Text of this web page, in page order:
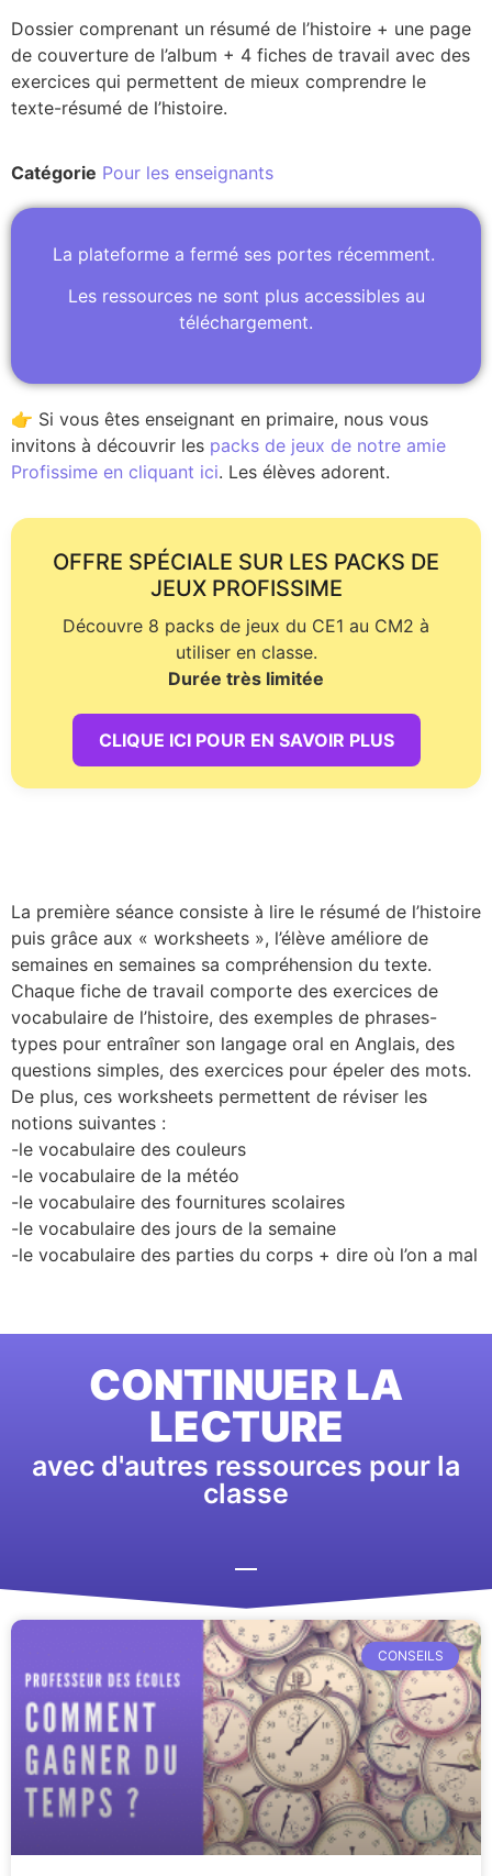
Dossier comprenant un résumé de l’histoire + une page
de couverture de l’album + 4 fiches de travail avec des
exercices qui permettent de mieux comprendre le
texte-résumé de l’histoire.
Catégorie Pour les enseignants
La plateforme a fermé ses portes récemment.
Les ressources ne sont plus accessibles au
téléchargement.
👉 Si vous êtes enseignant en primaire, nous vous
invitons à découvrir les packs de jeux de notre amie
Profissime en cliquant ici. Les élèves adorent.
OFFRE SPÉCIALE SUR LES PACKS DE
JEUX PROFISSIME
Découvre 8 packs de jeux du CE1 au CM2 à
utiliser en classe.
Durée très limitée
CLIQUE ICI POUR EN SAVOIR PLUS
La première séance consiste à lire le résumé de l’histoire
puis grâce aux « worksheets », l’élève améliore de
semaines en semaines sa compréhension du texte.
Chaque fiche de travail comporte des exercices de
vocabulaire de l’histoire, des exemples de phrases-
types pour entraîner son langage oral en Anglais, des
questions simples, des exercices pour épeler des mots.
De plus, ces worksheets permettent de réviser les
notions suivantes :
-le vocabulaire des couleurs
-le vocabulaire de la météo
-le vocabulaire des fournitures scolaires
-le vocabulaire des jours de la semaine
-le vocabulaire des parties du corps + dire où l’on a mal
CONTINUER LA
LECTURE
avec d'autres ressources pour la
classe
CONSEILS